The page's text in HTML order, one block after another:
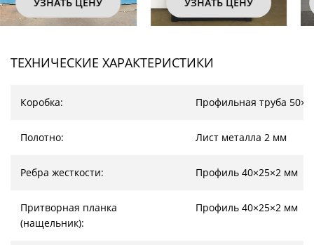
ТЕХНИЧЕСКИЕ ХАРАКТЕРИСТИКИ
Коробка: Профильная труба
Полотно: Лист металла 2 мм
Ребра жесткости: Профиль 40×25×2 мм
Притворная планка
(нащельник):
Профиль 40×25×2 мм